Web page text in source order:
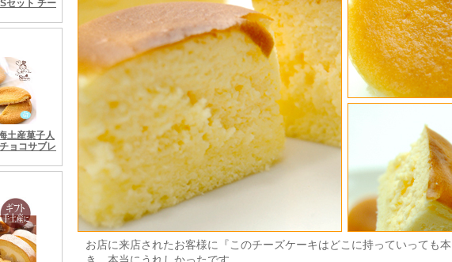
お店に来店されたお客様に『このチーズケーキはどこに持っていっても